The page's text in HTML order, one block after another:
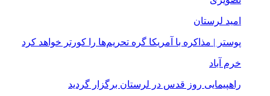
امید لرستان
پوستر | مذاکره با آمریکا گره تحریم‌ها را کورتر خواهد کرد
خرم آباد
راهپیمایی روز قدس در لرستان برگزار گردید